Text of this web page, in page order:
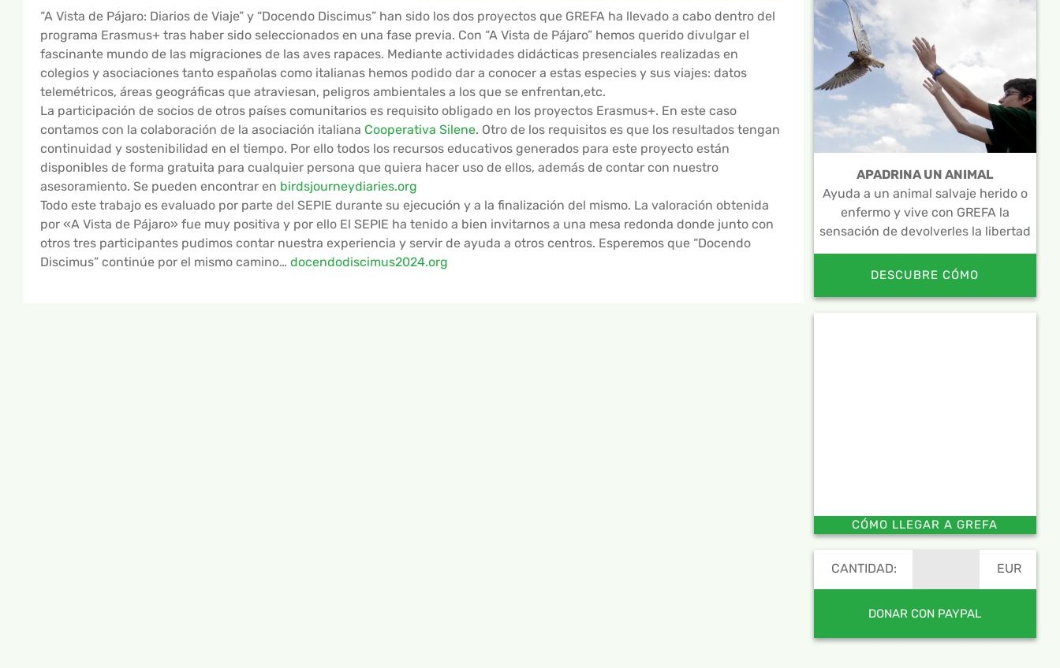
“A Vista de Pájaro: Diarios de Viaje” y “Docendo Discimus” han sido los dos proyectos que GREFA ha llevado a cabo dentro del
programa Erasmus+ tras haber sido seleccionados en una fase previa. Con “A Vista de Pájaro” hemos querido divulgar el
fascinante mundo de las migraciones de las aves rapaces. Mediante actividades didácticas presenciales realizadas en
colegios y asociaciones tanto españolas como italianas hemos podido dar a conocer a estas especies y sus viajes: datos
telemétricos, áreas geográficas que atraviesan, peligros ambientales a los que se enfrentan,etc.
La participación de socios de otros países comunitarios es requisito obligado en los proyectos Erasmus+. En este caso
contamos con la colaboración de la asociación italiana Cooperativa Silene. Otro de los requisitos es que los resultados tengan
continuidad y sostenibilidad en el tiempo. Por ello todos los recursos educativos generados para este proyecto están
disponibles de forma gratuita para cualquier persona que quiera hacer uso de ellos, además de contar con nuestro
asesoramiento. Se pueden encontrar en birdsjourneydiaries.org
Todo este trabajo es evaluado por parte del SEPIE durante su ejecución y a la finalización del mismo. La valoración obtenida
por «A Vista de Pájaro» fue muy positiva y por ello El SEPIE ha tenido a bien invitarnos a una mesa redonda donde junto con
otros tres participantes pudimos contar nuestra experiencia y servir de ayuda a otros centros. Esperemos que “Docendo
Discimus” continúe por el mismo camino… docendodiscimus2024.org
APADRINA UN ANIMAL
Ayuda a un animal salvaje herido o
enfermo y vive con GREFA la
sensación de devolverles la libertad
DESCUBRE CÓMO
CÓMO LLEGAR A GREFA
CANTIDAD: EUR